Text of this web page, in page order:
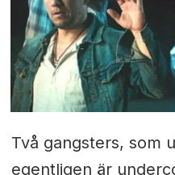
Två gangsters, som
egentligen är